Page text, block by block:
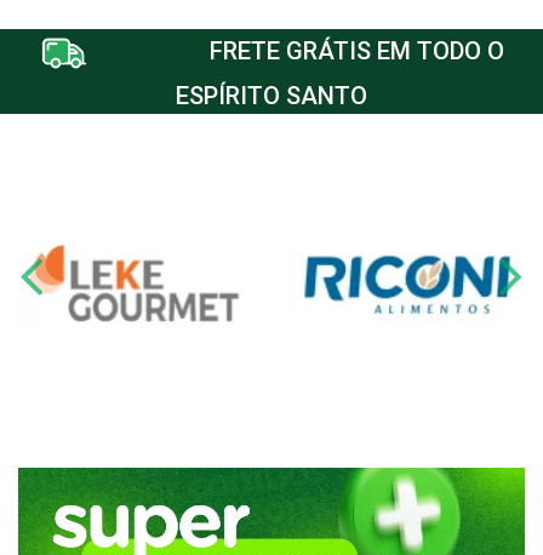
FRETE GRÁTIS EM TODO O
ESPÍRITO SANTO